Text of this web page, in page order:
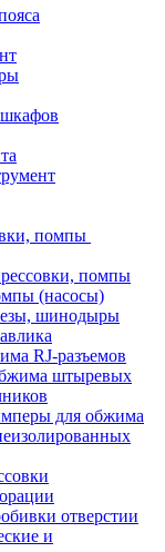
помпы
помпы
(насосы)
шинодыры
RJ-разъемов
штыревых
для обжима
отверстии
и